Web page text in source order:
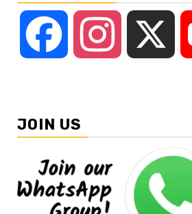
Facebook Instagram
JOIN US